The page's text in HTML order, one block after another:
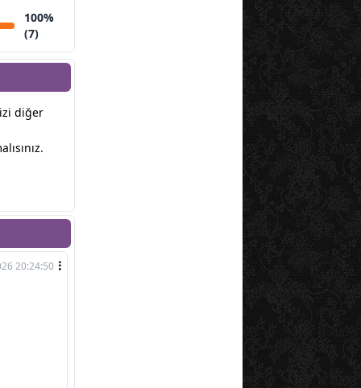
100%
(7)
diğer
20:24:50